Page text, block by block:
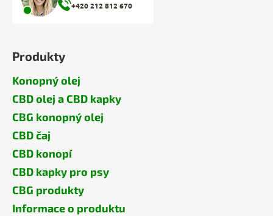
+420 212 812 670
Produkty
Konopný olej
CBD olej a CBD kapky
CBG konopný olej
CBD čaj
CBD konopí
CBD kapky pro psy
CBG produkty
Informace o produktu